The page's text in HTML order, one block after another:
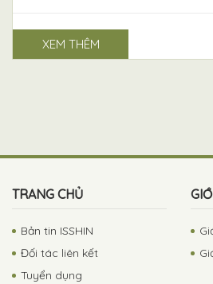
XEM THÊM
TRANG CHỦ
Bản tin ISSHIN
Đối tác liên kết
Tuyển dụng